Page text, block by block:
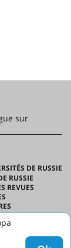
sur
DE RUSSIE
RUSSIE
REVUES